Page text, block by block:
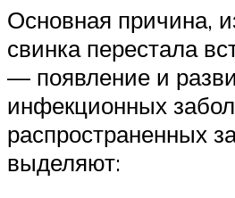
Основная причина,
свинка перестала
— появление и
инфекционных
распространенных
выделяют: